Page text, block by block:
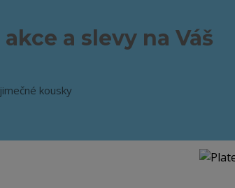
a slevy na Váš
kousky